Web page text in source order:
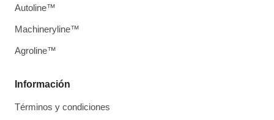
Información
Términos y condiciones
Autoline™
Machineryline™
Agroline™